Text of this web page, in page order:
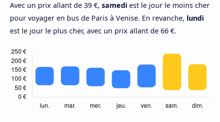
Avec un prix allant de 39 €, samedi est le jour le moins cher
pour voyager en bus de Paris à Venise. En revanche, lundi
est le jour le plus cher, avec un prix allant de 66 €.